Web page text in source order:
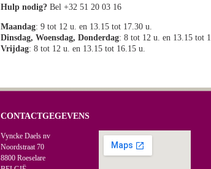
Hulp nodig? Bel +32 51 20 03 16
Maandag: 9 tot 12 u. en 13.15 tot 17.30 u.
Dinsdag, Woensdag, Donderdag: 8 tot 12 u. en 13.15 tot
Vrijdag: 8 tot 12 u. en 13.15 tot 16.15 u.
CONTACTGEGEVENS
Vyncke Daels nv
Noordstraat 70
8800 Roeselare